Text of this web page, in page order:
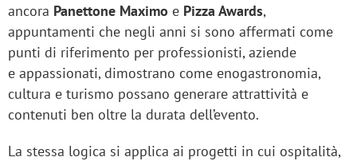
ancora Panettone Maximo e Pizza Awards,
appuntamenti che negli anni si sono affermati come
punti di riferimento per professionisti, aziende
e appassionati, dimostrano come enogastronomia,
cultura e turismo possano generare attrattività e
contenuti ben oltre la durata dell’evento.
La stessa logica si applica ai progetti in cui ospitalità,